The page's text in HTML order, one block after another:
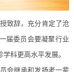
致辞，充分肯定了沧
届委员会要凝聚行业
科更高水平发展。
会继承和发扬老一辈